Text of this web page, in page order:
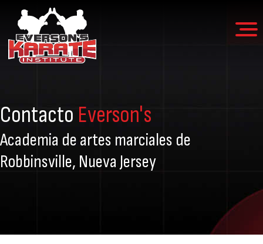
Everson
30
años
de
artes
Contacto Everson's
Academia de artes marciales de
Robbinsville, Nueva Jersey